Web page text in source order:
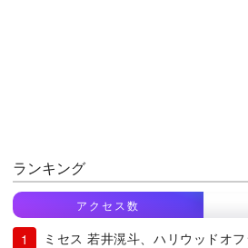
ランキング
アクセス数
ミセス 若井滉斗、ハリウッドオ